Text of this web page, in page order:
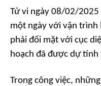
Tử vi ngày 08/02/2025
một ngày với vận trình
phải đối mặt với cục
hoạch đã được dự
Trong công việc,